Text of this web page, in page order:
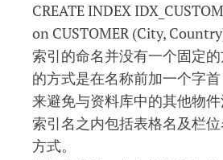
CREATE INDEX
on CUSTOMER (City,
索引的命名并没有一个固定
的方式是在名称前加一个字首
来避免与资料库中的其他物
索引名之内包括表格名及栏
方式。